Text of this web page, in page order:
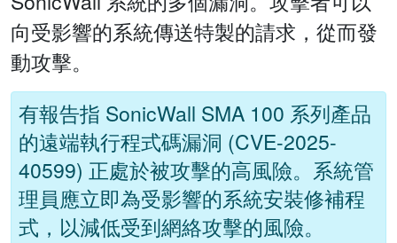
向受影響的系統傳送特製的請求，從而發
動攻擊。
有報告指 SonicWall SMA 100 系列產品
的遠端執行程式碼漏洞 (CVE-2025-
40599) 正處於被攻擊的高風險。系統管
理員應立即為受影響的系統安裝修補程
式，以減低受到網絡攻擊的風險。